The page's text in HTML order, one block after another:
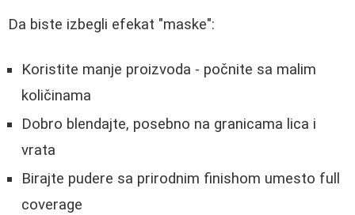
Da biste izbegli efekat "maske":
Koristite manje proizvoda - počnite sa malim
količinama
Dobro blendajte, posebno na granicama lica i
vrata
Birajte pudere sa prirodnim finishom umesto full
coverage